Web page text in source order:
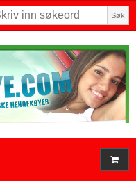
Søk